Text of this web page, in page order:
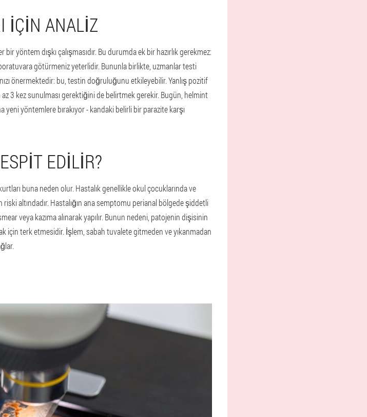
IÇIN ANALIZ
yöntem dışkı çalışmasıdır. Bu durumda ek bir hazırlık gerekmez:
götürmeniz yeterlidir. Bununla birlikte, uzmanlar testi
önermektedir: bu, testin doğruluğunu etkileyebilir. Yanlış pozitif
3 kez sunulması gerektiğini de belirtmek gerekir. Bugün, helmint
yeni yöntemlere bırakıyor - kandaki belirli bir parazite karşı
EDILIR?
buna neden olur. Hastalık genellikle okul çocuklarında ve
altındadır. Hastalığın ana semptomu perianal bölgede şiddetli
veya kazıma alınarak yapılır. Bunun nedeni, patojenin dişisinin
için terk etmesidir. İşlem, sabah tuvalete gitmeden ve yıkanmadan